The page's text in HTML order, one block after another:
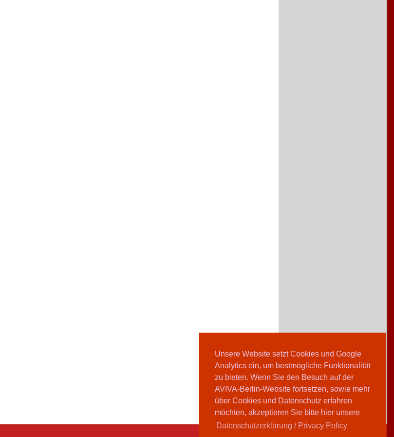
Unsere Website setzt Cookies und Google
Analytics ein, um bestmögliche Funktionalität
zu bieten. Wenn Sie den Besuch auf der
AVIVA-Berlin-Website fortsetzen, sowie mehr
über Cookies und Datenschutz erfahren
möchten, akzeptieren Sie bitte hier unsere
Datenschutzerklärung / Privacy Policy